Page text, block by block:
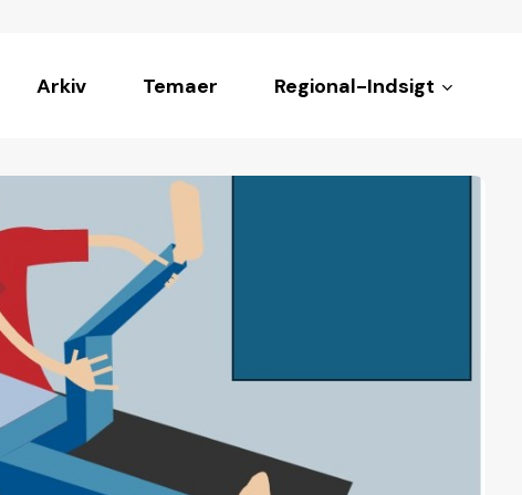
Arkiv Temaer Regional-Indsigt